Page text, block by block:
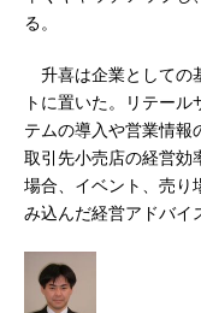
る。
升喜は企業としての
トに置いた。リテー
テムの導入や営業情報
取引先小売店の経営効
場合、イベント、売り
み込んだ経営アドバイ